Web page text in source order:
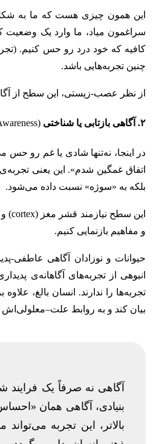
این همون چیزی هست که ما به
کافیه که خود درد رو حس کنیم.
چنین تجربه‌هایی باشد.
از نظر عصب‌-زیستی، این سطح از
۲. آگاهی بازتابی یا شناختی (Reflexive / Higher-Order Awareness)
در اینجا، نه‌تنها شادی یا غم رو
اتفاق غمگین شدم». این یعنی
بلکه به «سوژه» نسبت داده می‌شود.
و مفاهیم بازنمایی کنیم.
حیوانات و نوزادان آگاهی عاطفی-
تجربه‌ها را ندارند. انسان بالغ،
بیان کند و به روابط علت–معلولی‌اش
آگاهی نه صرفاً یک
بنیادی، آگاهی همان
بالاتر، این تجربه